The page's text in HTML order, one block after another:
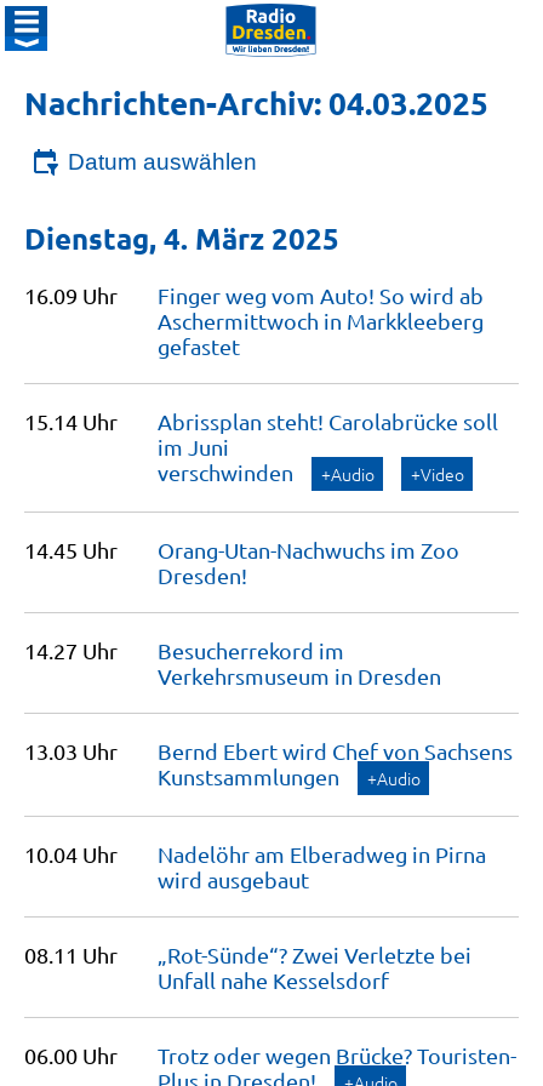
Nachrichten-Archiv: 04.03.2025
Datum auswählen
Dienstag, 4. März 2025
16.09 Uhr
Finger weg vom Auto! So wird ab
Aschermittwoch in Markkleeberg
gefastet
15.14 Uhr
Abrissplan steht! Carolabrücke soll
im Juni
verschwinden
+Audio +Video
14.45 Uhr
Orang-Utan-Nachwuchs im Zoo
Dresden!
14.27 Uhr
Besucherrekord im
Verkehrsmuseum in Dresden
13.03 Uhr
Bernd Ebert wird Chef von Sachsens
Kunstsammlungen
+Audio
10.04 Uhr
Nadelöhr am Elberadweg in Pirna
wird ausgebaut
08.11 Uhr
„Rot-Sünde“? Zwei Verletzte bei
Unfall nahe Kesselsdorf
06.00 Uhr
Trotz oder wegen Brücke? Touristen-
Plus in Dresden!